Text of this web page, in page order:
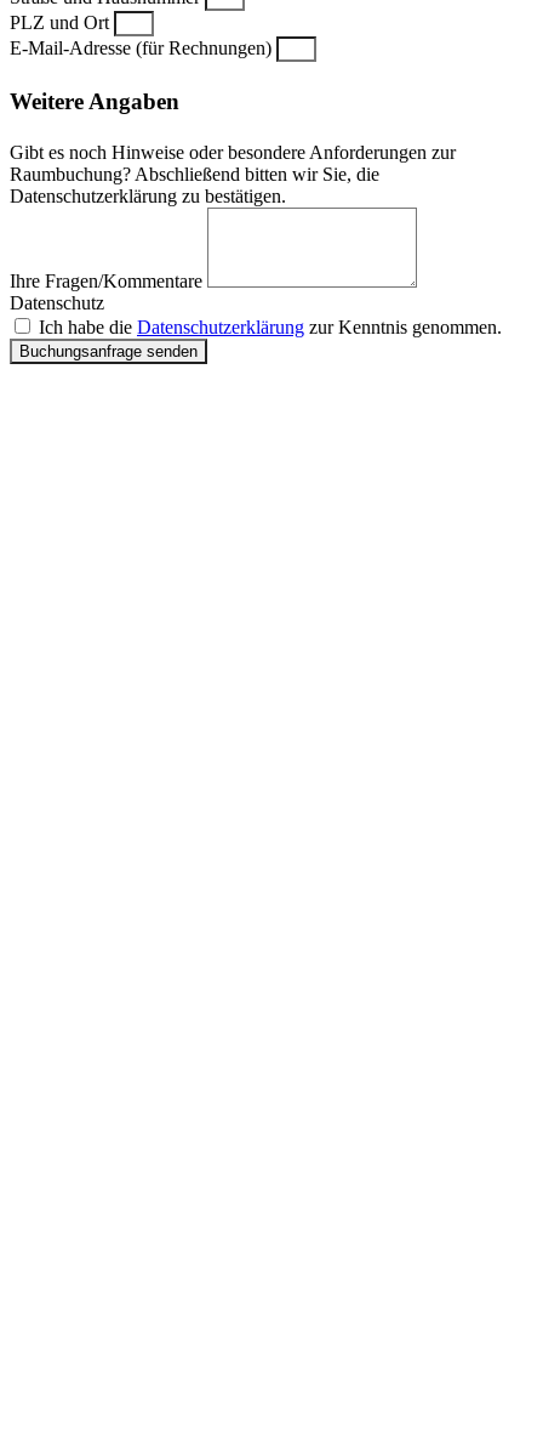
PLZ und Ort
E-Mail-Adresse (für Rechnungen)
Weitere Angaben
Gibt es noch Hinweise oder besondere Anforderungen zur
Raumbuchung? Abschließend bitten wir Sie, die
Datenschutzerklärung zu bestätigen.
Ihre Fragen/Kommentare
Datenschutz
Ich habe die Datenschutzerklärung zur Kenntnis genommen.
Buchungsanfrage senden